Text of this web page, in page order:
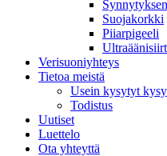
Suojakorkki
Piiarpigeeli
Verisuoniyhteys
Tietoa meistä
Usein kysytyt
Todistus
Uutiset
Luettelo
Ota yhteyttä